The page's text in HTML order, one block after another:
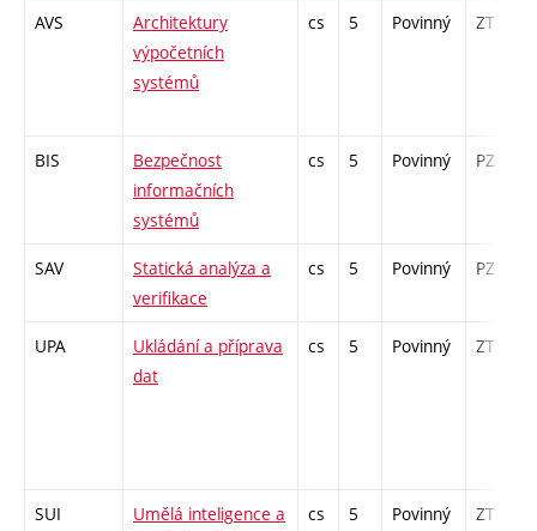
AVS
Architektury
výpočetních
systémů
cs 5 Povinný ZT
BIS
Bezpečnost
informačních
systémů
cs 5 Povinný PZ
SAV
Statická analýza a
verifikace
cs 5 Povinný PZ
UPA
Ukládání a příprava
dat
cs 5 Povinný ZT
SUI
Umělá inteligence a
cs 5 Povinný ZT